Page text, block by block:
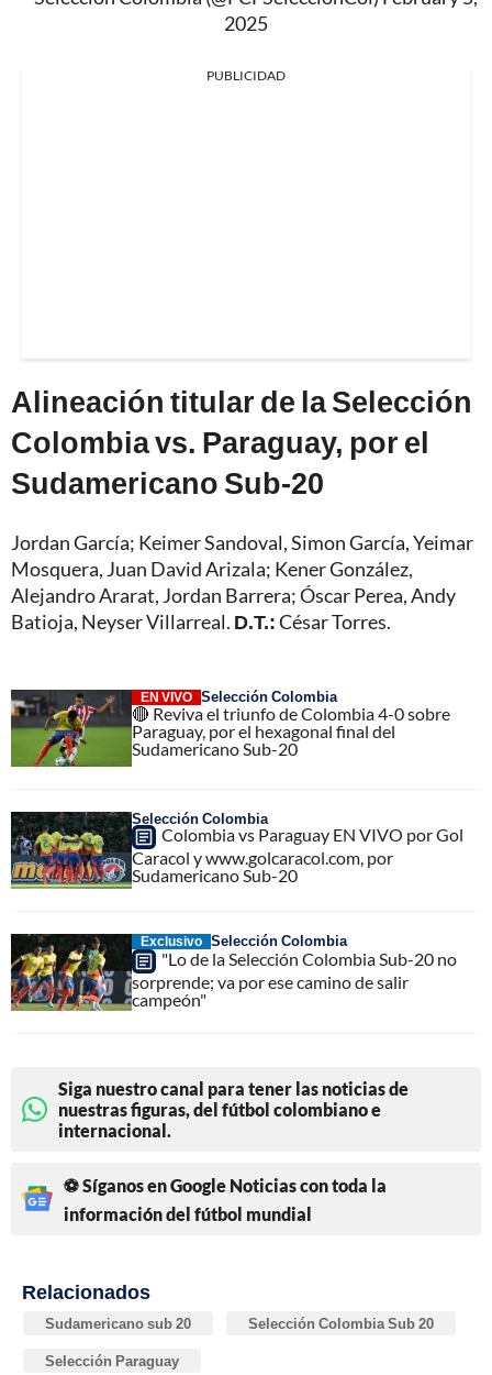
2025
PUBLICIDAD
Alineación titular de la Selección
Colombia vs. Paraguay, por el
Sudamericano Sub-20
Jordan García; Keimer Sandoval, Simon García, Yeimar
Mosquera, Juan David Arizala; Kener González,
Alejandro Ararat, Jordan Barrera; Óscar Perea, Andy
Batioja, Neyser Villarreal. D.T.:César Torres.
EN VIVO Selección Colombia
🔴 Reviva el triunfo de Colombia 4-0 sobre
Paraguay, por el hexagonal final del
Sudamericano Sub-20
Selección Colombia
Colombia vs Paraguay EN VIVO por Gol
Caracol y www.golcaracol.com, por
Sudamericano Sub-20
Exclusivo Selección Colombia
"Lo de la Selección Colombia Sub-20 no
sorprende; va por ese camino de salir
campeón"
Siga nuestro canal para tener las noticias de
nuestras figuras, del fútbol colombiano e
internacional.
⚽ Síganos en Google Noticias con toda la
información del fútbol mundial
Relacionados
Sudamericano sub 20 Selección Colombia Sub 20
Selección Paraguay